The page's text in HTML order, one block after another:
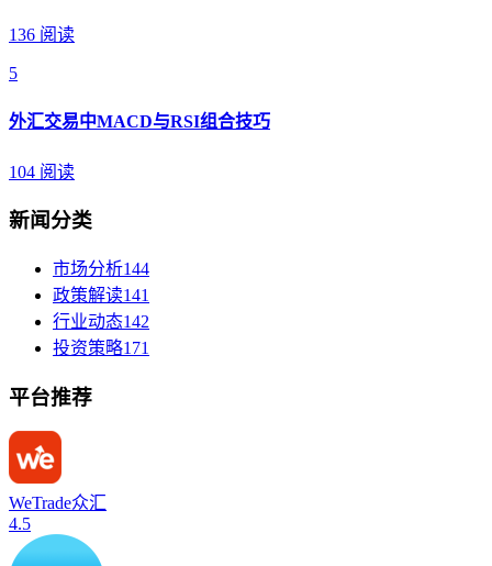
136 阅读
5
外汇交易中MACD与RSI组合技巧
104 阅读
新闻分类
市场分析144
政策解读141
行业动态142
投资策略171
平台推荐
WeTrade众汇
4.5